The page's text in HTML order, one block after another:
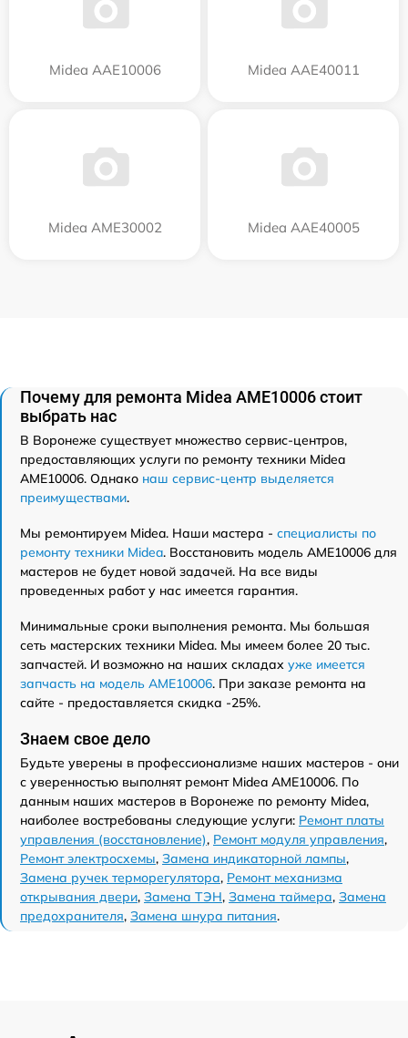
Midea AAE10006 Midea AAE40011
Midea AME30002 Midea AAE40005
Почему для ремонта Midea AME10006 стоит
выбрать нас
В Воронеже существует множество сервис-центров,
предоставляющих услуги по ремонту техники Midea
AME10006. Однако наш сервис-центр выделяется
преимуществами.
Мы ремонтируем Midea. Наши мастера - специалисты по
ремонту техники Midea. Восстановить модель AME10006 для
мастеров не будет новой задачей. На все виды
проведенных работ у нас имеется гарантия.
Минимальные сроки выполнения ремонта. Мы большая
сеть мастерских техники Midea. Мы имеем более 20 тыс.
запчастей. И возможно на наших складах уже имеется
запчасть на модель AME10006. При заказе ремонта на
сайте - предоставляется скидка -25%.
Знаем свое дело
Будьте уверены в профессионализме наших мастеров - они
с уверенностью выполнят ремонт Midea AME10006. По
данным наших мастеров в Воронеже по ремонту Midea,
наиболее востребованы следующие услуги: Ремонт платы
управления (восстановление), Ремонт модуля управления,
Ремонт электросхемы, Замена индикаторной лампы,
Замена ручек терморегулятора, Ремонт механизма
открывания двери, Замена ТЭН, Замена таймера, Замена
предохранителя, Замена шнура питания.